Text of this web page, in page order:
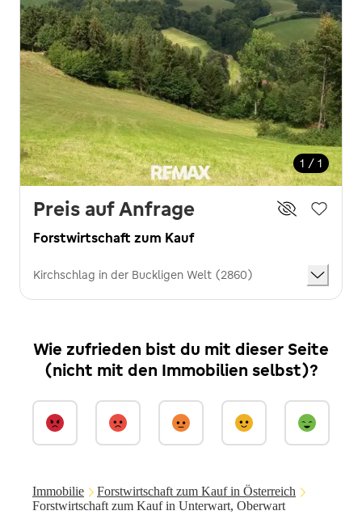
1 / 1
Preis auf Anfrage
Forstwirtschaft zum Kauf
Kirchschlag in der Buckligen Welt (2860)
Wie zufrieden bist du mit dieser Seite
(nicht mit den Immobilien selbst)?
Immobilie
Forstwirtschaft zum Kauf in Österreich
Forstwirtschaft zum Kauf in Unterwart, Oberwart